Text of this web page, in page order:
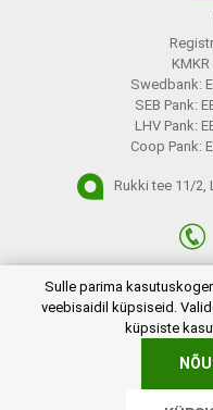
KMKR
Swedbank:
SEB Pank:
LHV Pank:
Coop Pank:
Rukki tee 11/2,
Sulle parima
veebisaidil küpsiseid.
küpsiste